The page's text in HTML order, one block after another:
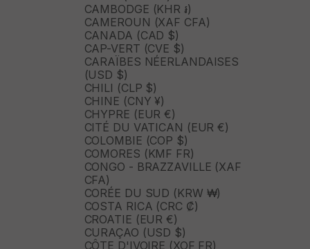
CAMBODGE (KHR ៛)
CAMEROUN (XAF CFA)
CANADA (CAD $)
CAP-VERT (CVE $)
CARAÏBES NÉERLANDAISES
(USD $)
CHILI (CLP $)
CHINE (CNY ¥)
CHYPRE (EUR €)
CITÉ DU VATICAN (EUR €)
COLOMBIE (COP $)
COMORES (KMF FR)
CONGO - BRAZZAVILLE (XAF
CFA)
CORÉE DU SUD (KRW ₩)
COSTA RICA (CRC ₡)
CROATIE (EUR €)
CURAÇAO (USD $)
CÔTE D'IVOIRE (XOF FR)